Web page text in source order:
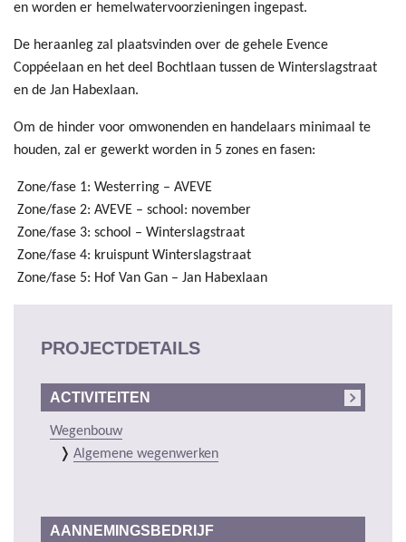
en worden er hemelwatervoorzieningen ingepast.
De heraanleg zal plaatsvinden over de gehele Evence
Coppéelaan en het deel Bochtlaan tussen de Winterslagstraat
en de Jan Habexlaan.
Om de hinder voor omwonenden en handelaars minimaal te
houden, zal er gewerkt worden in 5 zones en fasen:
Zone/fase 1: Westerring – AVEVE
Zone/fase 2: AVEVE – school: november
Zone/fase 3: school – Winterslagstraat
Zone/fase 4: kruispunt Winterslagstraat
Zone/fase 5: Hof Van Gan – Jan Habexlaan
PROJECTDETAILS
ACTIVITEITEN
Wegenbouw
Algemene wegenwerken
AANNEMINGSBEDRIJF